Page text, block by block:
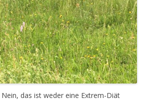
das ist weder eine Extrem-Diät